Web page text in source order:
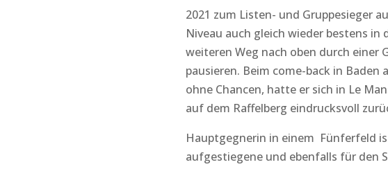
2021 zum Listen- und Gruppesieger
Niveau auch gleich wieder bestens in
weiteren Weg nach oben durch
pausieren. Beim come-back in
ohne Chancen, hatte er sich in Le
auf dem Raffelberg eindrucksvoll
Hauptgegnerin in einem Fünferfeld
aufgestiegene und ebenfalls für den